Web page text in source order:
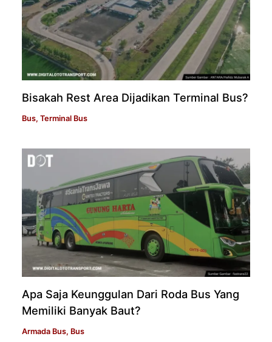
Bisakah Rest Area Dijadikan Terminal Bus?
Bus,Terminal Bus
Apa Saja Keunggulan Dari Roda Bus Yang
Memiliki Banyak Baut?
Armada Bus, Bus